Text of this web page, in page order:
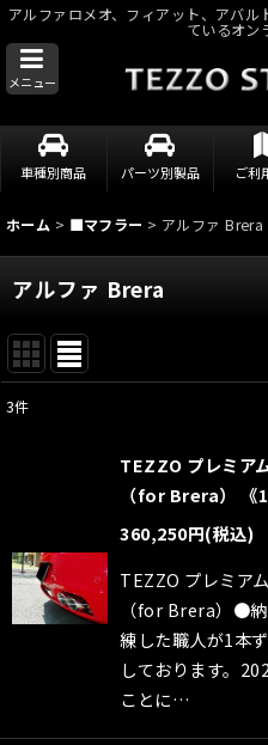
アルファロメオ、フィアット、アバ
ているオン
メニュー
車種別商品 パーツ別製品 ご利
ホーム > ■マフラー > アルファ Brera
アルファ Brera
3件
TEZZO プレミア
（for Brera） 《
360,250円(税込)
TEZZO プレミア
（for Brera）●
練した職人が1本
しております。
ことに…